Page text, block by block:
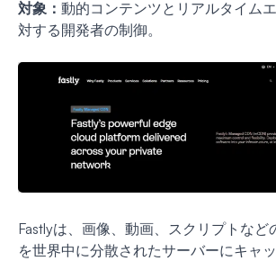
対象： 動的コンテンツとリアルタイム
対する開発者の制御。
Fastlyは、画像、動画、スクリプトなど
を世界中に分散されたサーバーにキャ